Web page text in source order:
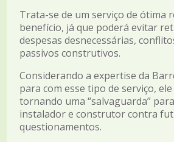
Trata-se de um serviço de ótima
benefício, já que poderá evitar
despesas desnecessárias,
passivos construtivos.
Considerando a expertise da
para com esse tipo de serviço, ele
tornando uma “salvaguarda”
instalador e construtor contra
questionamentos.